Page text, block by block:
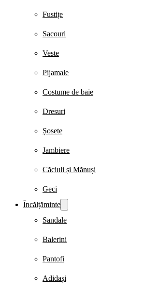
Fustițe
Sacouri
Veste
Pijamale
Costume de baie
Dresuri
Șosete
Jambiere
Căciuli și Mănuși
Geci
Încălțăminte
Sandale
Balerini
Pantofi
Adidași